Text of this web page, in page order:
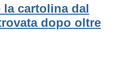
cartolina dal
dopo oltre